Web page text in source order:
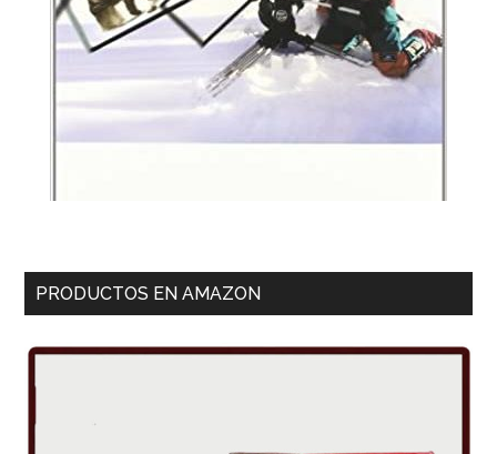
PRODUCTOS EN AMAZON